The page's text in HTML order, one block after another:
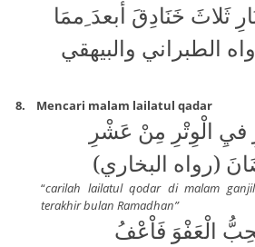
ثَلاثَ خَنَادِقَ أبعدَ ِممَا
الطبراني والبيهقي
8. Mencari malam lailatul qadar
فيِ الْوِتْرِ مِنْ عَشْرِ
(رواه البخاري)
“carilah lailatul qodar di malam
terakhir bulan Ramadhan”
الْعَفْوَ فَاْعْفُ